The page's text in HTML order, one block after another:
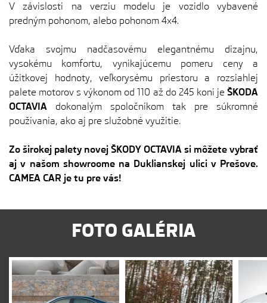
V závislosti na verziu modelu je vozidlo vybavené
predným pohonom, alebo pohonom 4x4.
Vďaka svojmu nadčasovému elegantnému dizajnu,
vysokému komfortu, vynikajúcemu pomeru ceny a
úžitkovej hodnoty, veľkorysému priestoru a rozsiahlej
palete motorov s výkonom od 110 až do 245 koní je ŠKODA
OCTAVIA dokonalým spoločníkom tak pre súkromné
používania, ako aj pre služobné využitie.
Zo širokej palety novej ŠKODY OCTAVIA si môžete vybrať
aj v našom showroome na Duklianskej ulici v Prešove.
CAMEA CAR je tu pre vás!
FOTO GALÉRIA